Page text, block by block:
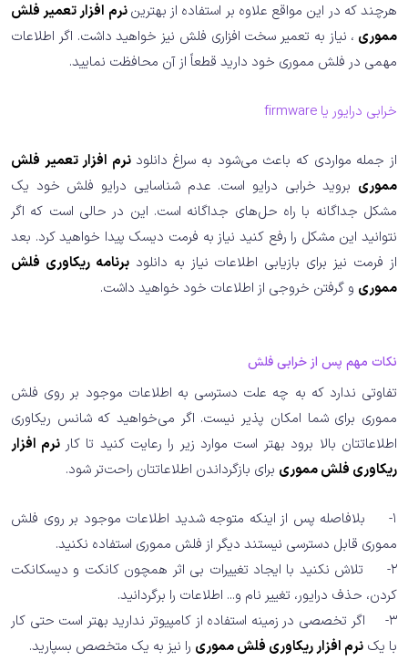
هرچند که در این مواقع علاوه بر استفاده از بهتریننرم افزار تعمیر فلش
مموری ، نیاز به تعمیر سخت افزاری فلش نیز خواهید داشت. اگر اطلاعات
مهمی در فلش مموری خود دارید قطعاً از آن محافظت نمایید.
خرابی درایور یا firmware
از جمله مواردی که باعث می‌شود به سراغ دانلود نرم افزار تعمیر فلش
مموری بروید خرابی درایو است. عدم شناسایی درایو فلش خود یک
مشکل جداگانه با راه حل‌های جداگانه است. این در حالی است که اگر
نتوانید این مشکل را رفع کنید نیاز به فرمت دیسک پیدا خواهید کرد. بعد
از فرمت نیز برای بازیابی اطلاعات نیاز به دانلودبرنامه ریکاوری فلش
مموری و گرفتن خروجی از اطلاعات خود خواهید داشت.
نکات مهم پس از خرابی فلش
تفاوتی ندارد که به چه علت دسترسی به اطلاعات موجود بر روی فلش
مموری برای شما امکان پذیر نیست. اگر می‌خواهید که شانس ریکاوری
اطلاعاتتان بالا برود بهتر است موارد زیر را رعایت کنید تا کار نرم افزار
ریکاوری فلش مموری برای بازگرداندن اطلاعاتتان راحت‌تر شود.
1- بلافاصله پس از اینکه متوجه شدید اطلاعات موجود بر روی فلش
مموری قابل دسترسی نیستند دیگر از فلش مموری استفاده نکنید.
2- تلاش نکنید با ایجاد تغییرات بی اثر همچون کانکت و دیسکانکت
کردن، حذف درایور، تغییر نام و... اطلاعات را برگردانید.
3- اگر تخصصی در زمینه استفاده از کامپیوتر ندارید بهتر است حتی کار
با یک نرم افزار ریکاوری فلش مموری را نیز به یک متخصص بسپارید.